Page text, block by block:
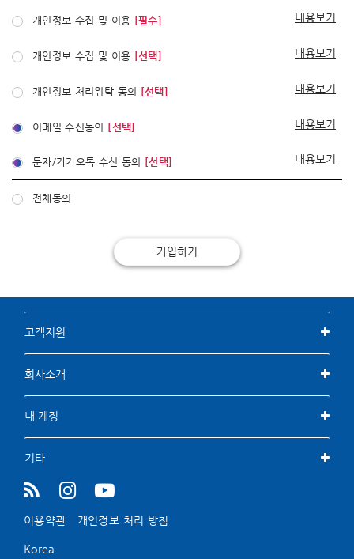
개인정보 수집 및 이용 [필수] 내용보기
개인정보 수집 및 이용 [선택] 내용보기
개인정보 처리위탁 동의 [선택] 내용보기
이메일 수신동의 [선택] 내용보기
문자/카카오톡 수신 동의 [선택] 내용보기
전체동의
가입하기
고객지원
회사소개
내 계정
기타
이용약관 개인정보 처리 방침
Korea